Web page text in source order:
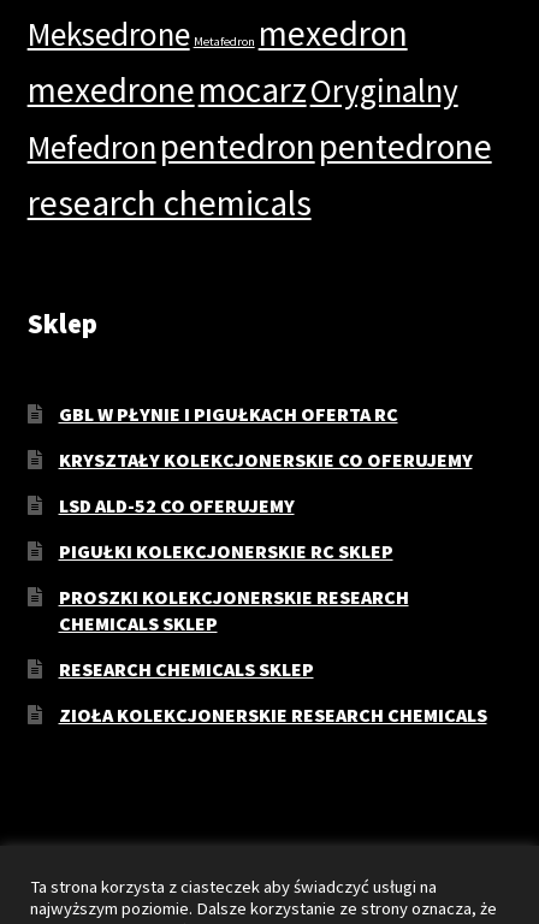
Meksedrone Metafedron mexedron
mexedronemocarzOryginalny
Mefedronpentedronpentedrone
research chemicals
Sklep
GBL W PŁYNIE I PIGUŁKACH OFERTA RC
KRYSZTAŁY KOLEKCJONERSKIE CO OFERUJEMY
LSD ALD-52 CO OFERUJEMY
PIGUŁKI KOLEKCJONERSKIE RC SKLEP
PROSZKI KOLEKCJONERSKIE RESEARCH
CHEMICALS SKLEP
RESEARCH CHEMICALS SKLEP
ZIOŁA KOLEKCJONERSKIE RESEARCH CHEMICALS
Stworzone z WooCommerce.
Ta strona korzysta z ciasteczek aby świadczyć usługi na
najwyższym poziomie. Dalsze korzystanie ze strony oznacza, że